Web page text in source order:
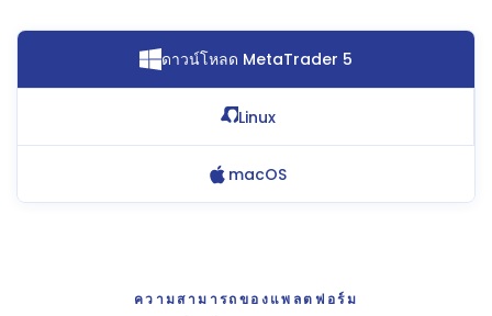
ดาวน์โหลด MetaTrader 5
Linux
macOS
ความสามารถของแพลตฟอร์ม